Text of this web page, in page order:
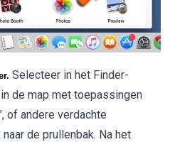
Selecteer in het Finder-
de map met toepassingen
of andere verdachte
de prullenbak. Na het